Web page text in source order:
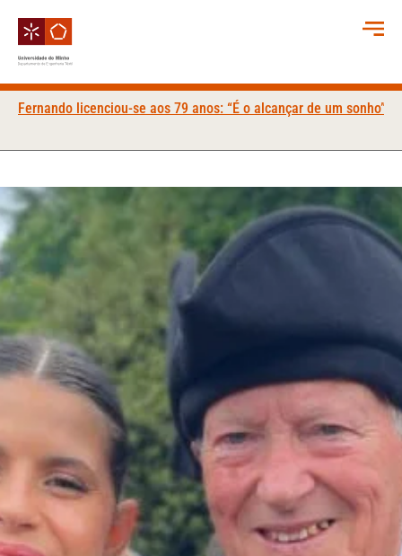
Fernando licenciou-se aos 79 anos: “É o alcançar de um sonho”